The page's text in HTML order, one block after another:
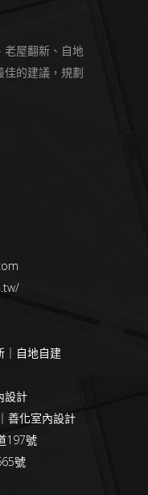
老屋翻新、自地
佳的建議，規劃
｜自地自建
設計
善化室內設計
197號
號